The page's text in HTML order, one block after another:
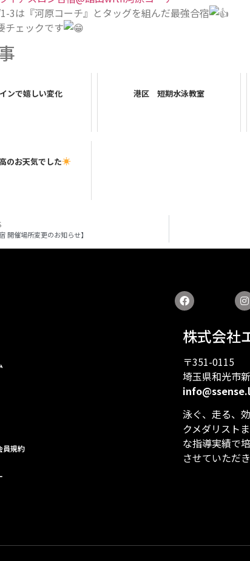
3は『河原コーチ』とタッグを組んだ最強合宿
チェックです
ンで嬉しい変化 港区 短期水泳教室
のお天気でした
開催場所変更のお知らせ】
員規約
株式会社
〒351-0115
埼玉県和光市
泳ぐ、走る、
クメダリスト
な指導実績で
させていただき